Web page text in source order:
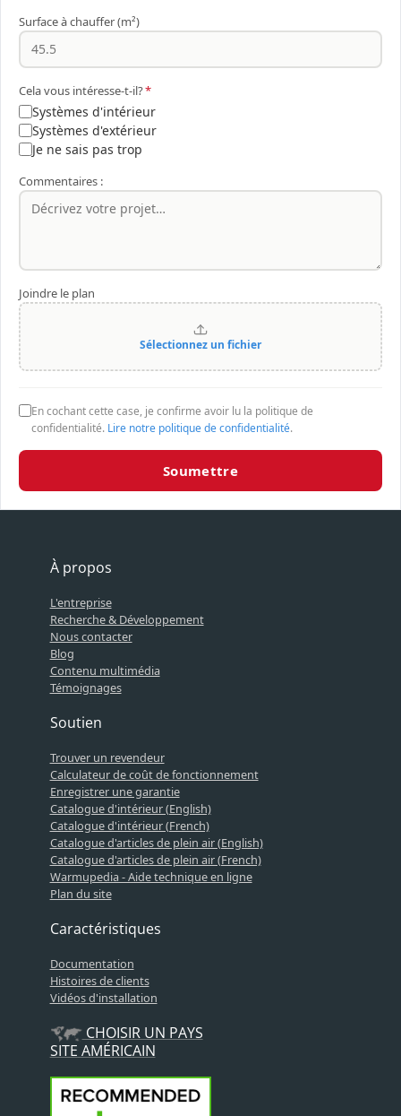
Surface à chauffer (m²)
Cela vous intéresse-t-il?*
Systèmes d'intérieur
Systèmes d'extérieur
Je ne sais pas trop
Commentaires :
Joindre le plan
Sélectionnez un fichier
En cochant cette case, je confirme avoir lu la politique de
confidentialité. Lire notre politique de confidentialité.
Soumettre
À propos
L'entreprise
Recherche & Développement
Nous contacter
Blog
Contenu multimédia
Témoignages
Soutien
Trouver un revendeur
Calculateur de coût de fonctionnement
Enregistrer une garantie
Catalogue d'intérieur (English)
Catalogue d'intérieur (French)
Catalogue d'articles de plein air (English)
Catalogue d'articles de plein air (French)
Warmupedia - Aide technique en ligne
Plan du site
Caractéristiques
Documentation
Histoires de clients
Vidéos d'installation
CHOISIR UN PAYS
SITE AMÉRICAIN